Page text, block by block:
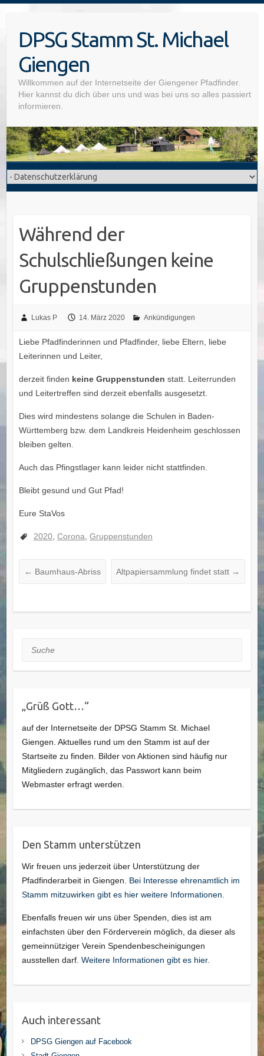
DPSG Stamm St. Michael
Giengen
Willkommen auf der Internetseite der Giengener Pfadfinder.
Hier kannst du dich über uns und was bei uns so alles passiert
informieren.
Während der
Schulschließungen keine
Gruppenstunden
Lukas P 14. März 2020 Ankündigungen
Liebe Pfadfinderinnen und Pfadfinder, liebe Eltern, liebe
Leiterinnen und Leiter,
derzeit finden keine Gruppenstunden statt. Leiterrunden
und Leitertreffen sind derzeit ebenfalls ausgesetzt.
Dies wird mindestens solange die Schulen in Baden-
Württemberg bzw. dem Landkreis Heidenheim geschlossen
bleiben gelten.
Auch das Pfingstlager kann leider nicht stattfinden.
Bleibt gesund und Gut Pfad!
Eure StaVos
2020, Corona Gruppenstunden
← Baumhaus-Abriss Altpapiersammlung findet statt →
Suche
„Grüß Gott…“
auf der Internetseite der DPSG Stamm St. Michael
Giengen. Aktuelles rund um den Stamm ist auf der
Startseite zu finden. Bilder von Aktionen sind häufig nur
Mitgliedern zugänglich, das Passwort kann beim
Webmaster erfragt werden.
Den Stamm unterstützen
Wir freuen uns jederzeit über Unterstützung der
Pfadfinderarbeit in Giengen. Bei Interesse ehrenamtlich im
Stamm mitzuwirken gibt es hier weitere Informationen.
Ebenfalls freuen wir uns über Spenden, dies ist am
einfachsten über den Förderverein möglich, da dieser als
gemeinnütziger Verein Spendenbescheinigungen
ausstellen darf. Weitere Informationen gibt es hier.
Auch interessant
DPSG Giengen auf Facebook